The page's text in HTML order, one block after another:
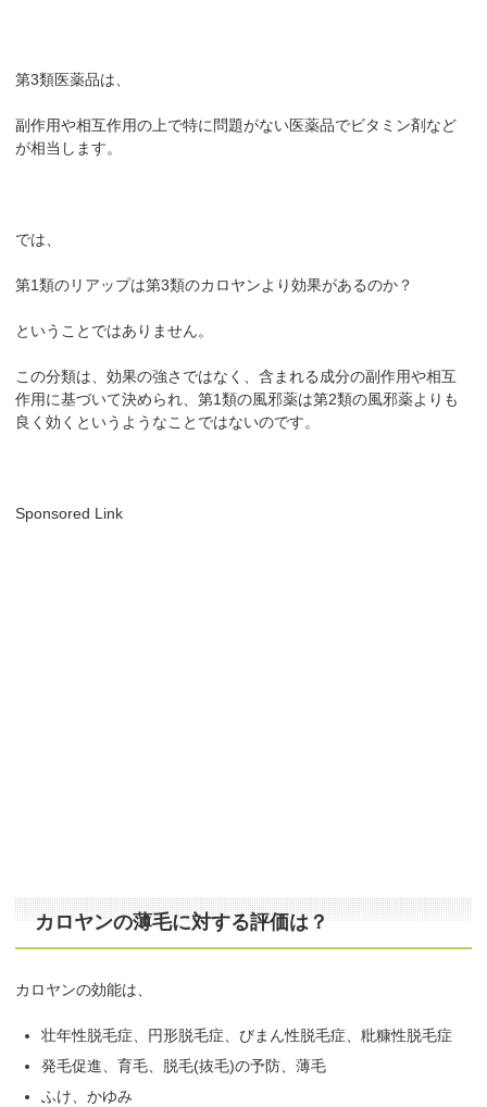
第3類医薬品は、
副作用や相互作用の上で特に問題がない医薬品でビタミン剤など
が相当します。
では、
第1類のリアップは第3類のカロヤンより効果があるのか？
ということではありません。
この分類は、効果の強さではなく、含まれる成分の副作用や相互
作用に基づいて決められ、第1類の風邪薬は第2類の風邪薬よりも
良く効くというようなことではないのです。
Sponsored Link
カロヤンの薄毛に対する評価は？
カロヤンの効能は、
壮年性脱毛症、円形脱毛症、びまん性脱毛症、粃糠性脱毛症
発毛促進、育毛、脱毛(抜毛)の予防、薄毛
ふけ、かゆみ